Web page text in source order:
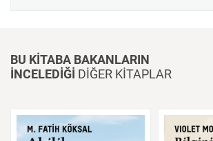
BU KİTABA BAKANLARIN
İNCELEDİĞİ DİĞER KİTAPLAR